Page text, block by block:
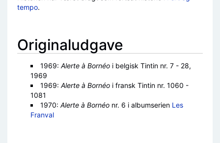
tempo.
Originaludgave
1969: Alerte à Bornéoi belgisk Tintin nr. 7 - 28,
1969
1969: Alerte à Bornéoi fransk Tintin nr. 1060 -
1081
1970: Alerte à Bornéonr. 6 i albumserien Les
Franval